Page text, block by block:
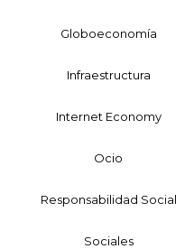
Globoeconomía
Infraestructura
Internet Economy
Ocio
Responsabilidad Social
Sociales